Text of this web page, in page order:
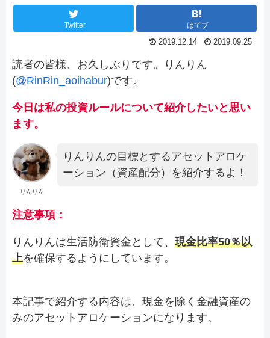
Twitter はてブ
2019.12.14 2019.09.25
読者の皆様、お久しぶりです。りんりん
(@RinRin_aoihabur)です。
今日は私の投資ルールについて紹介したいと思い
ます。
りんりん
りんりんの目標とするアセットアロケ
ーション（資産配分）を紹介するよ！
注意事項：
りんりんは生活防衛資金として、 現金比率50％以
上を確保するようにしています。
本記事で紹介する内容は、現金を除く金融資産の
みのアセットアロケーションになります。